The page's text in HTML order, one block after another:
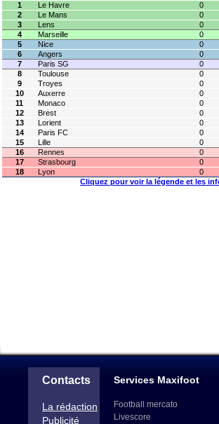
1
Le Havre 0
2
Le Mans 0
3
Lens 0
4
Marseille 0
5
Nice 0
6
Angers 0
7
Paris SG 0
8
Toulouse 0
9
Troyes 0
10
Auxerre 0
11
Monaco 0
12
Brest 0
13
Lorient 0
14
Paris FC 0
15
Lille 0
16
Rennes 0
17
Strasbourg 0
18
Lyon 0
Cliquez pour voir la légende et les
Contacts
La rédaction
Publicité
Services Maxifoot
Football mercato
Livescore